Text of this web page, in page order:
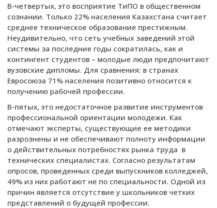
В-четвертых, это восприятие ТиПО в общественном
сознании. Только 22% населения Казахстана считает
среднее техническое образование престижным.
Неудивительно, что сеть учебных заведений этой
системы за последние годы сократилась, как и
контингент студентов – молодые люди предпочитают
вузовские дипломы. Для сравнения: в странах
Евросоюза 71% населения позитивно относится к
получению рабочей профессии.
В-пятых, это недостаточное развитие инструментов
профессиональной ориентации молодежи. Как
отмечают эксперты, существующие ее методики
разрознены и не обеспечивают полноту информации
о действительных потребностях рынка труда в
технических специалистах. Согласно результатам
опросов, проведенных среди выпускников колледжей,
49% из них работают не по специальности. Одной из
причин является отсутствие у школьников четких
представлений о будущей профессии.